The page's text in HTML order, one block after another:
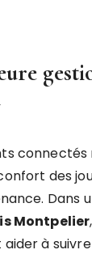
des
Dans
Montpelier
à